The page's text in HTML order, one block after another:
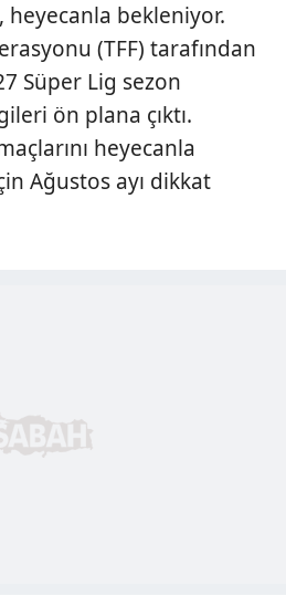
heyecanla bekleniyor.
(TFF) tarafından
Süper Lig sezon
ön plana çıktı.
heyecanla
Ağustos ayı dikkat